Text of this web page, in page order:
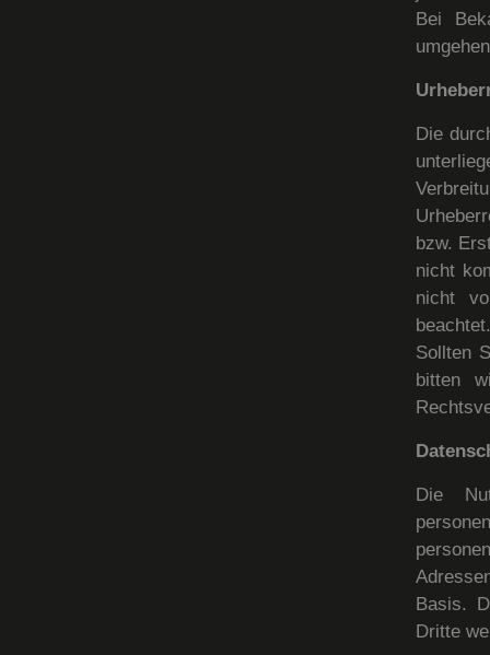
Bei
Die
bzw.
nicht
nicht
Sollten
bitten
Die
Basis.
Dritte